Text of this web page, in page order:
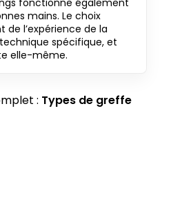
fonctionne également
mains. Le choix
de l’expérience de la
spécifique, et
elle-même.
: Types de greffe